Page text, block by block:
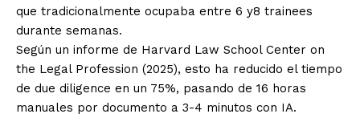
que tradicionalmente ocupaba entre 6 y8 trainees
durante semanas.
Según un informe de Harvard Law School Center on
the Legal Profession (2025), esto ha reducido el tiempo
de due diligence en un 75%, pasando de 16 horas
manuales por documento a 3-4 minutos con IA.